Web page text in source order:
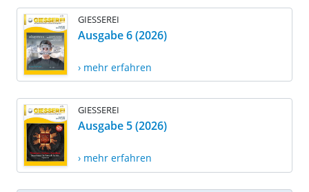
GIESSEREI
Ausgabe 6 (2026)
› mehr erfahren
GIESSEREI
Ausgabe 5 (2026)
› mehr erfahren